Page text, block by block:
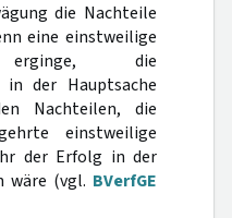
die Nachteile
eine einstweilige
die
in der Hauptsache
Nachteilen, die
einstweilige
der Erfolg in der
wäre (vgl. BVerfGE